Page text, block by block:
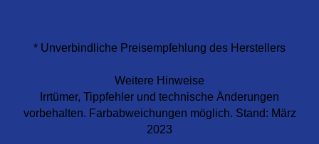
* Unverbindliche Preisempfehlung des Herstellers
Weitere Hinweise
Irrtümer, Tippfehler und technische Änderungen
vorbehalten. Farbabweichungen möglich. Stand: März
2023